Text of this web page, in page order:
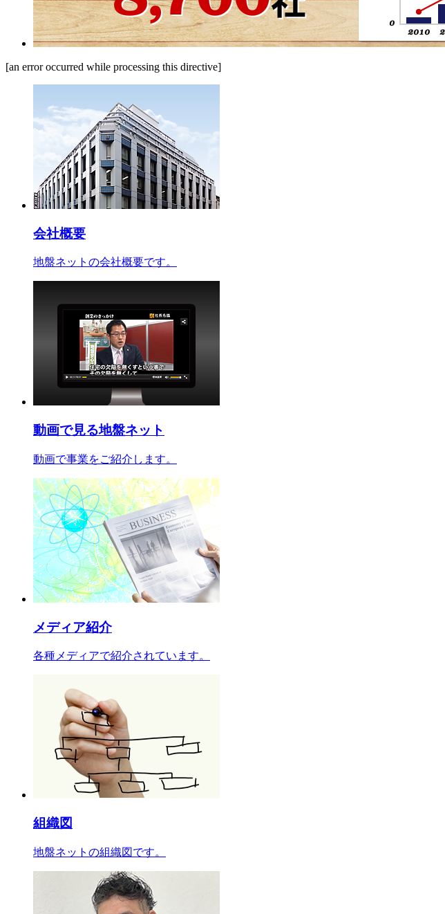
[an error occurred while processing this directive]
会社概要
地盤ネットの会社概要です。
動画で見る地盤ネット
動画で事業をご紹介します。
メディア紹介
各種メディアで紹介されています。
組織図
地盤ネットの組織図です。